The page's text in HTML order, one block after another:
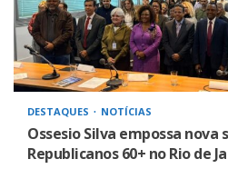
DESTAQUES NOTÍCIAS
Ossesio Silva empossa
Republicanos 60+ no Rio de